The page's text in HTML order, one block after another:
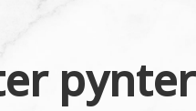
pynter